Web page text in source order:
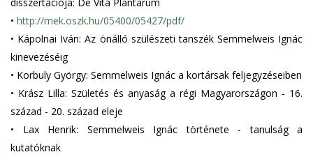
• http://mek.oszk.hu/05400/05427/pdf/
• Kápolnai Iván: Az önálló szülészeti tanszék Semmelweis Ignác
kinevezéséig
• Korbuly György: Semmelweis Ignác a kortársak feljegyzéseiben
• Krász Lilla: Születés és anyaság a régi Magyarországon - 16.
század - 20. század eleje
•
Lax Henrik: Semmelweis Ignác története - tanulság a
kutatóknak